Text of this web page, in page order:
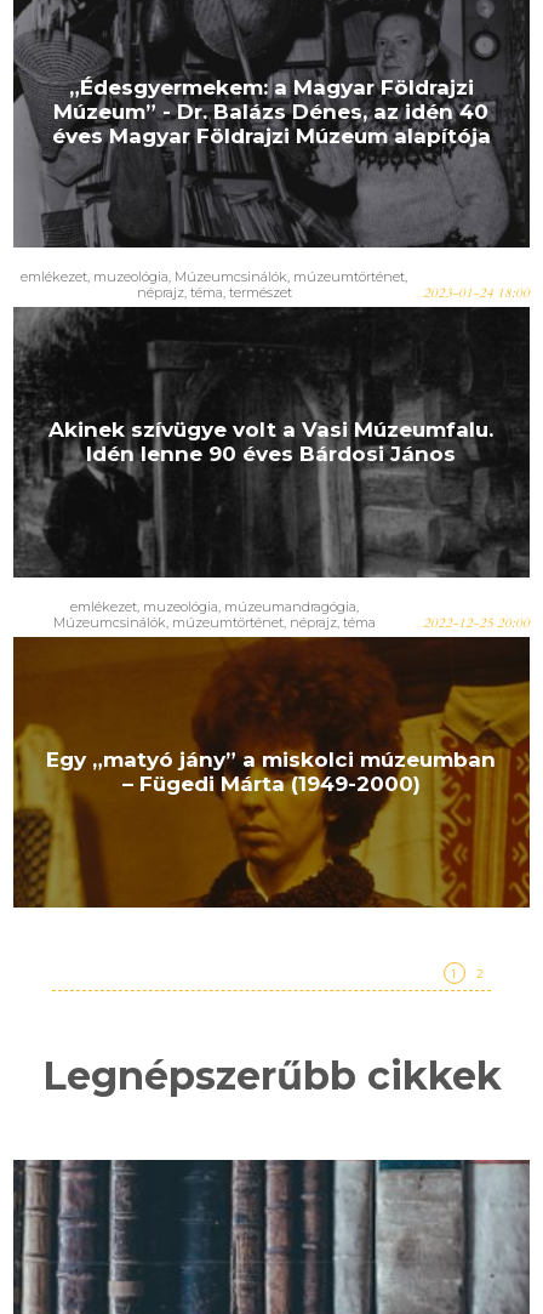
„Édesgyermekem: a Magyar Földrajzi
Múzeum” - Dr. Balázs Dénes, az idén 40
éves Magyar Földrajzi Múzeum alapítója
emlékezet, muzeológia, Múzeumcsinálók, múzeumtörténet,
néprajz, téma, természet 2023-01-24 18:00
Akinek szívügye volt a Vasi Múzeumfalu.
Idén lenne 90 éves Bárdosi János
emlékezet, muzeológia, múzeumandragógia,
Múzeumcsinálók, múzeumtörténet, néprajz, téma 2022-12-25 20:00
Egy „matyó jány” a miskolci múzeumban
– Fügedi Márta (1949-2000)
1 2
Legnépszerűbb cikkek